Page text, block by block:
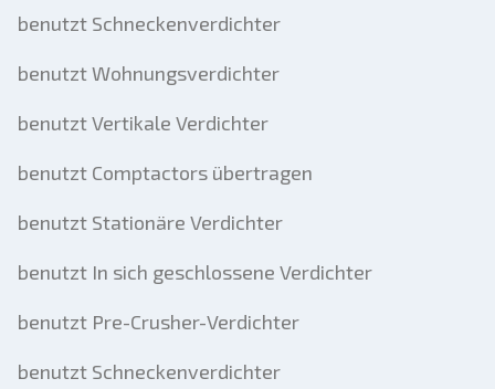
benutzt Schneckenverdichter
benutzt Wohnungsverdichter
benutzt Vertikale Verdichter
benutzt Comptactors übertragen
benutzt Stationäre Verdichter
benutzt In sich geschlossene Verdichter
benutzt Pre-Crusher-Verdichter
benutzt Schneckenverdichter